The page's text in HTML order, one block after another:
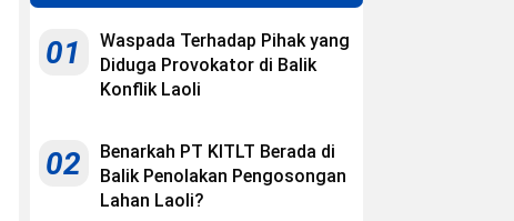
01
Waspada Terhadap Pihak yang
Diduga Provokator di Balik
Konflik Laoli
02
Benarkah PT KITLT Berada di
Balik Penolakan Pengosongan
Lahan Laoli?